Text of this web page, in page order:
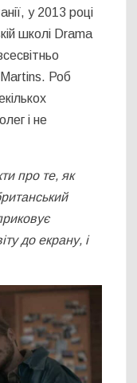
у 2013 році
школі Drama
Роб
і не
про те, як
до екрану, і